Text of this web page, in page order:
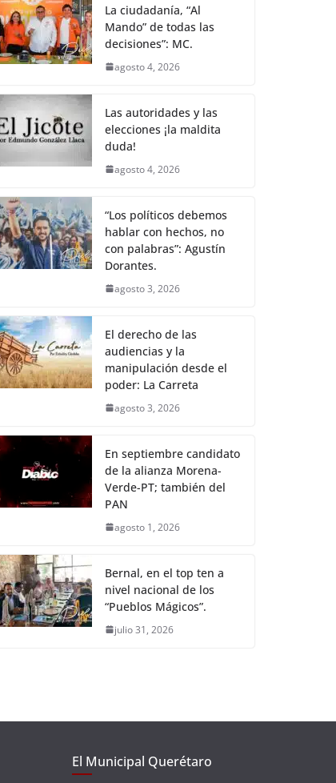
La ciudadanía, “Al
Mando” de todas las
decisiones”: MC.
agosto 4, 2026
Las autoridades y las
elecciones ¡la maldita
duda!
agosto 4, 2026
“Los políticos debemos
hablar con hechos, no
con palabras”: Agustín
Dorantes.
agosto 3, 2026
El derecho de las
audiencias y la
manipulación desde el
poder: La Carreta
agosto 3, 2026
En septiembre candidato
de la alianza Morena-
Verde-PT; también del
PAN
agosto 1, 2026
Bernal, en el top ten a
nivel nacional de los
“Pueblos Mágicos”.
julio 31, 2026
El Municipal Querétaro